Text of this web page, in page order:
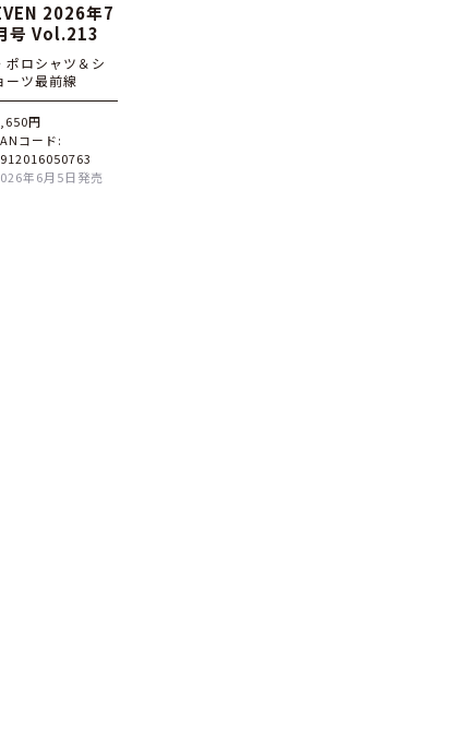
2026年7
号 Vol.213
ポロシャツ＆シ
ーツ最前線
円
コード:
年6月5日発売